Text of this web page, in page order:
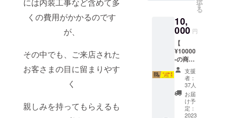
には内装工事など含めて多
くの費用がかかるのです
が、
その中でも、ご来店された
お客さまの目に留まりやす
く
親しみを持ってもらえるも
なアー
バンス
タイル
として
も、 ク
ラシッ
クなス
トリー
トスタ
イルと
しても
楽しめ
ンエン
ド糸の
持つ独
特の風
合いに
より、
味のあ
る「ム
ラ感」
と「ザ
ラ感」
を楽し
立され
empire
coffee
roaster
s の オ
リジナ
ルス
ウェッ
トシャ
ツと 店
舗でも
人気な
ドリッ
す
る
10,
000 円
【
¥10000
-の商品
券
（1000
の商品
券×10
）】
弊社全
店舗
支援
者：
37人
お届
け予
定：
2023